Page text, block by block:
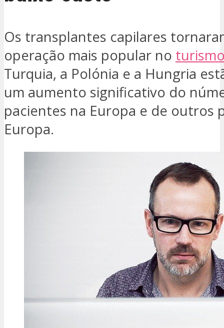
Os transplantes capilares
operação mais popular no
Turquia, a Polónia e a Hungria
um aumento significativo do
pacientes na Europa e de outros
Europa.